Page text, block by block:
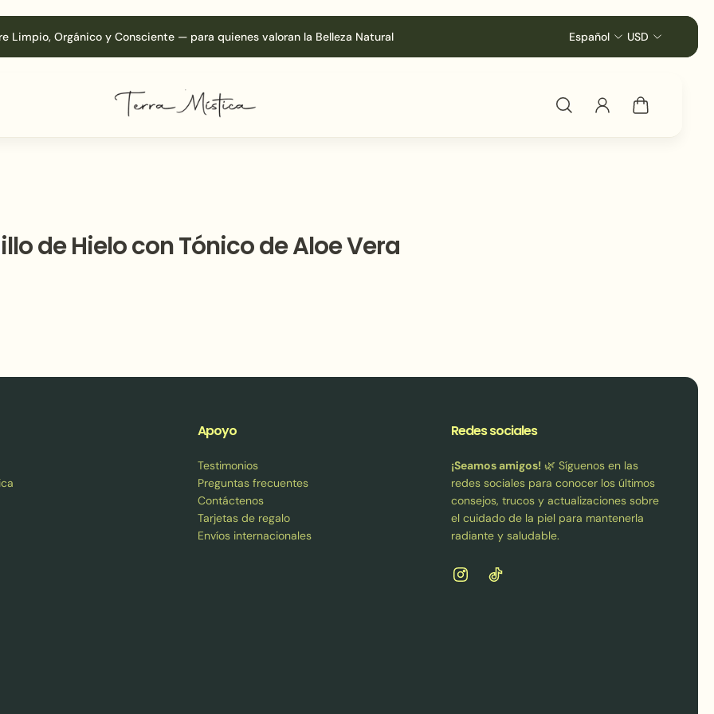
Limpio, Orgánico y Consciente — para quienes valoran la Belleza Natural Español USD
de Hielo con Tónico de Aloe Vera
Apoyo
Testimonios
Preguntas frecuentes
Contáctenos
Tarjetas de regalo
Envíos internacionales
Redes sociales
¡Seamos amigos! 🌿 Síguenos en las
redes sociales para conocer los últimos
consejos, trucos y actualizaciones sobre
el cuidado de la piel para mantenerla
radiante y saludable.